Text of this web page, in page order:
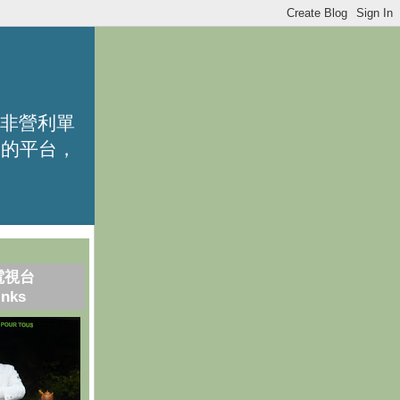
營利單
平台，
視台